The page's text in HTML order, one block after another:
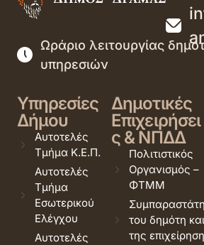
Ωράριο λειτουργίας
υπηρεσιών
Υπηρεσίες
Δήμου
Αυτοτελές
Τμήμα Κ.Ε.Π.
Αυτοτελές
Τμήμα
Εσωτερικού
Ελέγχου
Αυτοτελές
Δημοτικές
Επιχειρήσει
ς & ΝΠΔΔ
Πολιτιστικός
Οργανισμός –
ΦΤΜΜ
του δημότη και
της